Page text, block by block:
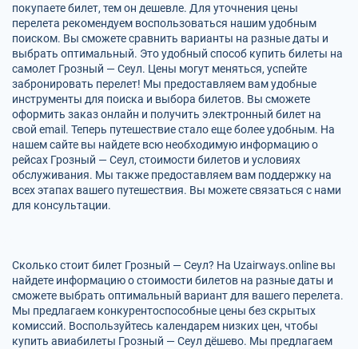
покупаете билет, тем он дешевле. Для уточнения цены
перелета рекомендуем воспользоваться нашим удобным
поиском. Вы сможете сравнить варианты на разные даты и
выбрать оптимальный. Это удобный способ купить билеты на
самолет Грозный — Сеул. Цены могут меняться, успейте
забронировать перелет! Мы предоставляем вам удобные
инструменты для поиска и выбора билетов. Вы сможете
оформить заказ онлайн и получить электронный билет на
свой email. Теперь путешествие стало еще более удобным. На
нашем сайте вы найдете всю необходимую информацию о
рейсах Грозный — Сеул, стоимости билетов и условиях
обслуживания. Мы также предоставляем вам поддержку на
всех этапах вашего путешествия. Вы можете связаться с нами
для консультации.
Сколько стоит билет Грозный — Сеул? На Uzairways.online вы
найдете информацию о стоимости билетов на разные даты и
сможете выбрать оптимальный вариант для вашего перелета.
Мы предлагаем конкурентоспособные цены без скрытых
комиссий. Воспользуйтесь календарем низких цен, чтобы
купить авиабилеты Грозный — Сеул дёшево. Мы предлагаем